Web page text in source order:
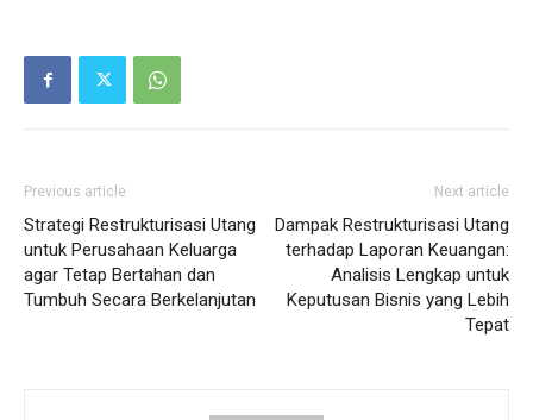
Previous article
Strategi Restrukturisasi Utang
untuk Perusahaan Keluarga
agar Tetap Bertahan dan
Tumbuh Secara Berkelanjutan
Next article
Dampak Restrukturisasi Utang
terhadap Laporan Keuangan:
Analisis Lengkap untuk
Keputusan Bisnis yang Lebih
Tepat